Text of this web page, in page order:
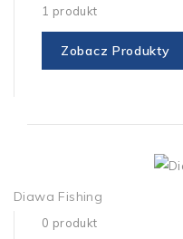
1 produkt
Zobacz Produkty
Diawa Fishing
0 produkt